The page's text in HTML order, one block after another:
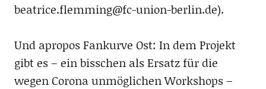
beatrice.flemming@fc-union-berlin.de).
Und apropos Fankurve Ost: In dem Projekt
gibt es – ein bisschen als Ersatz für die
wegen Corona unmöglichen Workshops –